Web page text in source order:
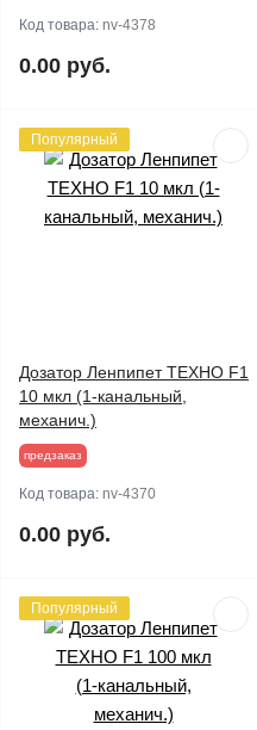
Код товара: nv-4378
0.00 руб.
Популярный
Дозатор Ленпипет ТЕХНО F1
10 мкл (1-канальный,
механич.)
предзаказ
Код товара: nv-4370
0.00 руб.
Популярный